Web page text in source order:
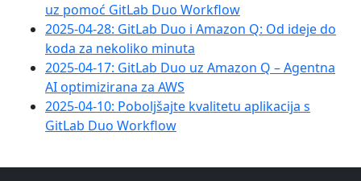
uz pomoć GitLab Duo Workflow
2025-04-28: GitLab Duo i Amazon Q: Od ideje do
koda za nekoliko minuta
2025-04-17: GitLab Duo uz Amazon Q – Agentna
AI optimizirana za AWS
2025-04-10: Poboljšajte kvalitetu aplikacija s
GitLab Duo Workflow